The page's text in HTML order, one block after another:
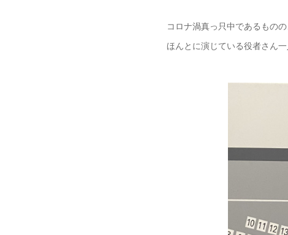
コロナ渦真っ只中であるもの
ほんとに演じている役者さん